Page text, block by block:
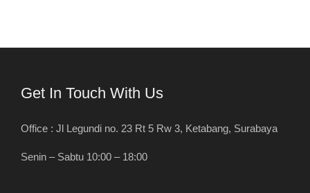
Get In Touch With Us
Office : Jl Legundi no. 23 Rt 5 Rw 3, Ketabang, Surabaya
Senin – Sabtu 10:00 – 18:00